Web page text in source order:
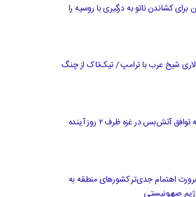
کشاندن ناتو به درگیری با روسیه را
دلاری شیخ عرب با ترامپ / تیک‌تاک از چنگ
آکسیوس: ترامپ به توافق آتش‌بس در غزه ظرف ۲ روز آینده
اهتمام جدی‌تر کشورهای منطقه به
صهیونیستی